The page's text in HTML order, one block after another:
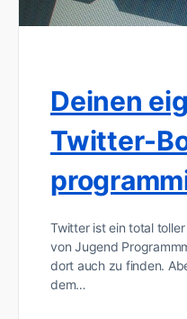
Deinen
Twitter-
Twitter ist ein total
von Jugend
dort auch zu finden.
dem…